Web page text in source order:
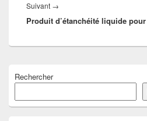
Suivant →
suivant :
Produit d’étanchéité liquide
principale
widget
pour
Rechercher